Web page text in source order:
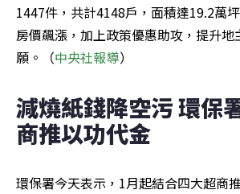
1447件，共計4148戶，面積達19.2萬
房價飆漲，加上政策優惠助攻，提升地
願。（中央社報導）
減燒紙錢降空污 環保
商推以功代金
環保署今天表示，1月起結合四大超商